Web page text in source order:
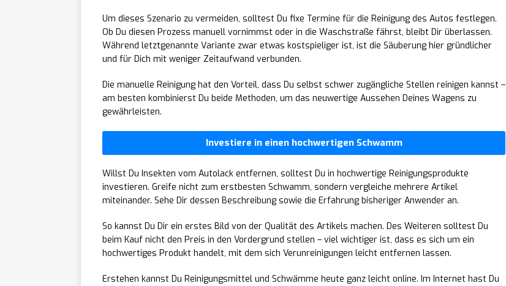
Um dieses Szenario zu vermeiden, solltest Du fixe Termine für die Reinigung des Autos festlegen.
Ob Du diesen Prozess manuell vornimmst oder in die Waschstraße fährst, bleibt Dir überlassen.
Während letztgenannte Variante zwar etwas kostspieliger ist, ist die Säuberung hier gründlicher
und für Dich mit weniger Zeitaufwand verbunden.
Die manuelle Reinigung hat den Vorteil, dass Du selbst schwer zugängliche Stellen reinigen kannst –
am besten kombinierst Du beide Methoden, um das neuwertige Aussehen Deines Wagens zu
gewährleisten.
Investiere in einen hochwertigen Schwamm
Willst Du Insekten vom Autolack entfernen, solltest Du in hochwertige Reinigungsprodukte
investieren. Greife nicht zum erstbesten Schwamm, sondern vergleiche mehrere Artikel
miteinander. Sehe Dir dessen Beschreibung sowie die Erfahrung bisheriger Anwender an.
So kannst Du Dir ein erstes Bild von der Qualität des Artikels machen. Des Weiteren solltest Du
beim Kauf nicht den Preis in den Vordergrund stellen – viel wichtiger ist, dass es sich um ein
hochwertiges Produkt handelt, mit dem sich Verunreinigungen leicht entfernen lassen.
Erstehen kannst Du Reinigungsmittel und Schwämme heute ganz leicht online. Im Internet hast Du